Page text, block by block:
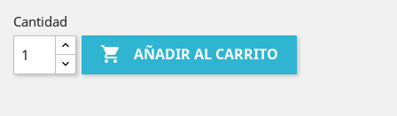
Cantidad
 AÑADIR AL CARRITO